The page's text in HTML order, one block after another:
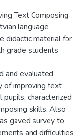
Text Composing
language
didactic material for
grade students
and evaluated
of improving text
characterized
skills. Also
gaved survey to
and difficulties